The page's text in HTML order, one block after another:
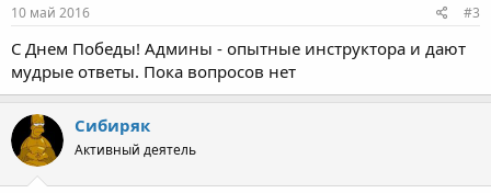
10 май 2016 #3
С Днем Победы! Админы - опытные инструктора и дают
мудрые ответы. Пока вопросов нет
Сибиряк
Активный деятель